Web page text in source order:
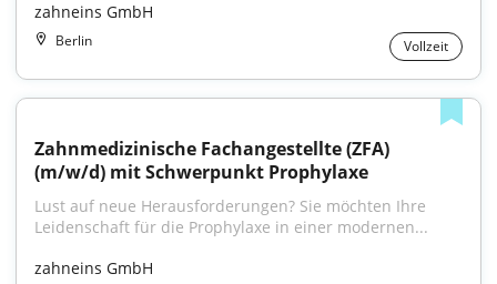
zahneins GmbH
Berlin Vollzeit
Zahnmedizinische Fachangestellte (ZFA)
(m/w/d) mit Schwerpunkt Prophylaxe
Lust auf neue Herausforderungen? Sie möchten Ihre
Leidenschaft für die Prophylaxe in einer modernen...
zahneins GmbH